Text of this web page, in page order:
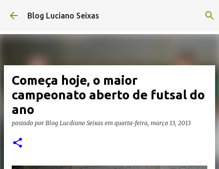
Pular para o conteúdo principal
Blog Luciano Seixas
Começa hoje, o maior
campeonato aberto de futsal do
ano
postado por Blog Lucdiano Seixas em quarta-feira, março 13, 2013